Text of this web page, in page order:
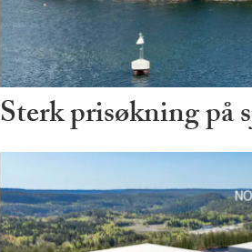
Sterk prisøkning på